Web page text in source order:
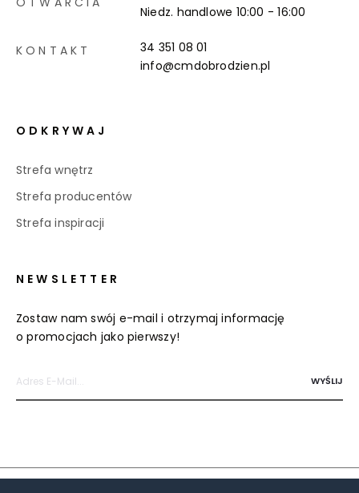
Niedz. handlowe 10:00 - 16:00
KONTAKT
34 351 08 01
info@cmdobrodzien.pl
ODKRYWAJ
Strefa wnętrz
Strefa producentów
Strefa inspiracji
NEWSLETTER
Zostaw nam swój e-mail i otrzymaj informację
o promocjach jako pierwszy!